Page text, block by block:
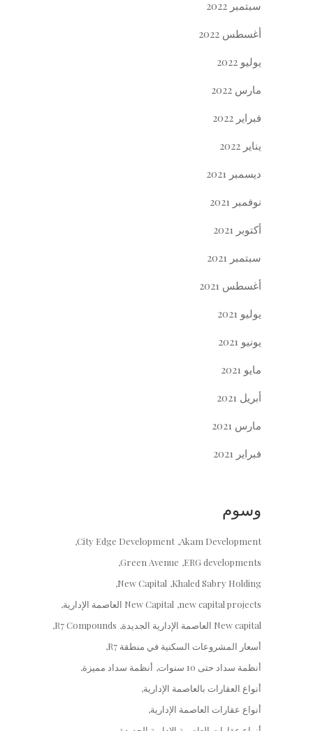
سبتمبر 2022
أغسطس 2022
يوليو 2022
مارس 2022
فبراير 2022
يناير 2022
ديسمبر 2021
نوفمبر 2021
أكتوبر 2021
سبتمبر 2021
أغسطس 2021
يوليو 2021
يونيو 2021
مايو 2021
أبريل 2021
مارس 2021
فبراير 2021
وسوم
Akam Development
City Edge Development
ERG developments
Green Avenue
Khaled Sabry Holding
New Capital
new capital projects New Capital العاصمة الإدارية
New capital العاصمة الإدارية الجديدة
R7 Compounds
أسعار المشروعات السكنية في منطقة R7
أنظمة سداد حتى 10 سنوات
أنظمة سداد مميزة
أنواع العقارات بالعاصمة الإدارية
أنواع عقارات العاصمة الإدارية